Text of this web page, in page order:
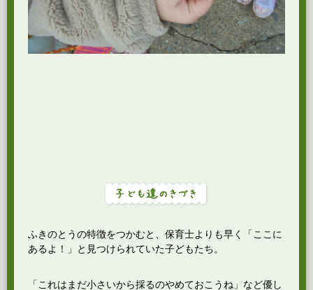
ふきのとうの特徴をつかむと、保育士よりも早く「ここに
あるよ！」と見つけられていた子どもたち。
「これはまだ小さいから採るのやめておこうね」など優し